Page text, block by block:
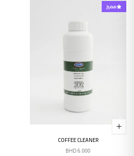
مميز
COFFEE CLEANER
BHD6.000